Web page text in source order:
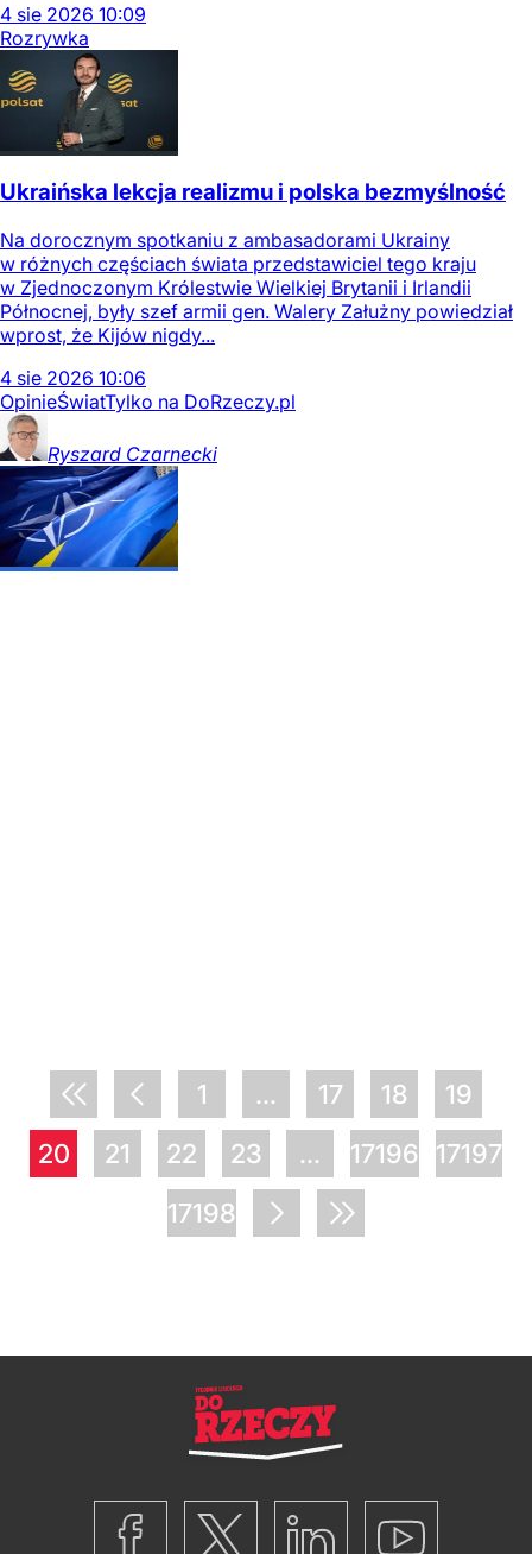
4 sie 2026 10:09
Rozrywka
Ukraińska lekcja realizmu i polska bezmyślność
Na dorocznym spotkaniu z ambasadorami Ukrainy
w różnych częściach świata przedstawiciel tego kraju
w Zjednoczonym Królestwie Wielkiej Brytanii i Irlandii
Północnej, były szef armii gen. Walery Załużny powiedział
wprost, że Kijów nigdy...
4 sie 2026 10:06
OpinieŚwiatTylko na DoRzeczy.pl
Ryszard Czarnecki
1 ... 17 18
19
20
21 22 23 ... 17196
17197
17198